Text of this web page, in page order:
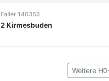
Faller 140353
2 Kirmesbuden
Weitere